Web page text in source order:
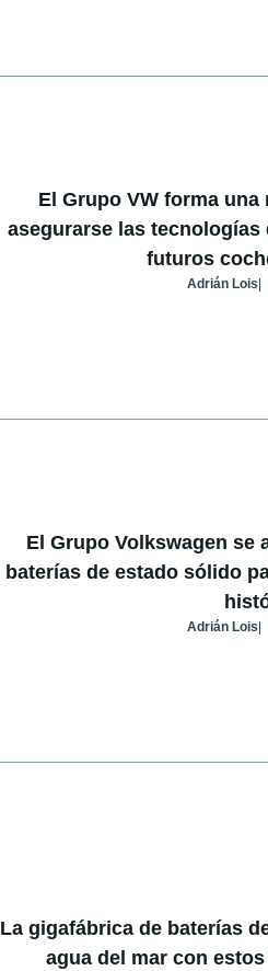
El Grupo VW forma una
asegurarse las
futuros
Adrián Lois
El Grupo Volkswagen se
baterías de estado sólido
Adrián Lois
La gigafábrica de baterías
agua del mar con